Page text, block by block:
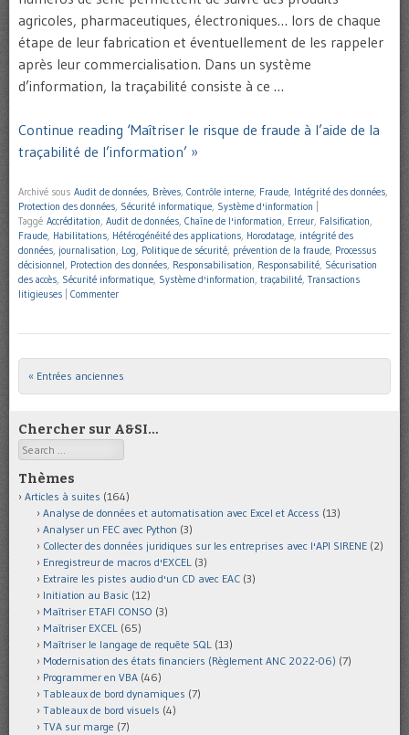
agricoles, pharmaceutiques, électroniques… lors de chaque
étape de leur fabrication et éventuellement de les rappeler
après leur commercialisation. Dans un système
d’information, la traçabilité consiste à ce …
Continue reading ‘Maîtriser le risque de fraude à l’aide de la
traçabilité de l’information’ »
Archivé sous Audit de données, Brèves, Contrôle interne, Fraude, Intégrité des données,
Protection des données, Sécurité informatique, Système d'information
Taggé Accréditation, Audit de données, Chaîne de l'information, Erreur, Falsification,
Fraude, Habilitations, Hétérogénéité des applications, Horodatage, intégrité des
données, journalisation, Log, Politique de sécurité, prévention de la fraude, Processus
décisionnel, Protection des données, Responsabilisation, Responsabilité, Sécurisation
des accès, Sécurité informatique, Système d'information, traçabilité, Transactions
litigieuses
Commenter
Post navigation
« Entrées anciennes
Chercher sur A&SI…
Search
Thèmes
Articles à suites (164)
Analyse de données et automatisation avec Excel et Access (13)
Analyser un FEC avec Python (3)
Collecter des données juridiques sur les entreprises avec l'API SIRENE (2)
Enregistreur de macros d'EXCEL (3)
Extraire les pistes audio d'un CD avec EAC (3)
Initiation au Basic (12)
Maîtriser ETAFI CONSO (3)
Maîtriser EXCEL (65)
Maîtriser le langage de requête SQL (13)
Modernisation des états financiers (Règlement ANC 2022-06) (7)
Programmer en VBA (46)
Tableaux de bord dynamiques (7)
Tableaux de bord visuels (4)
TVA sur marge (7)